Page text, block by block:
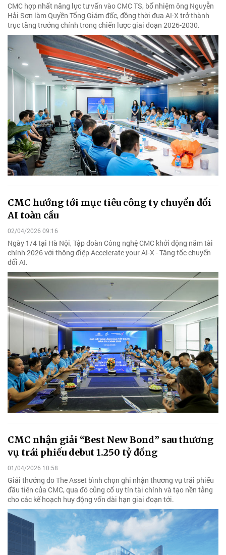
CMC hợp nhất năng lực tư vấn vào CMC TS, bổ nhiệm ông Nguyễn
Hải Sơn làm Quyền Tổng Giám đốc, đồng thời đưa AI-X trở thành
trục tăng trưởng chính trong chiến lược giai đoạn 2026-2030.
CMC hướng tới mục tiêu công ty chuyển đổi
AI toàn cầu
02/04/2026 09:16
Ngày 1/4 tại Hà Nội, Tập đoàn Công nghệ CMC khởi động năm tài
chính 2026 với thông điệp Accelerate your AI-X - Tăng tốc chuyển
đổi AI.
CMC nhận giải “Best New Bond” sau thương
vụ trái phiếu debut 1.250 tỷ đồng
01/04/2026 10:58
Giải thưởng do The Asset bình chọn ghi nhận thương vụ trái phiếu
đầu tiên của CMC, qua đó củng cố uy tín tài chính và tạo nền tảng
cho các kế hoạch huy động vốn dài hạn giai đoạn tới.